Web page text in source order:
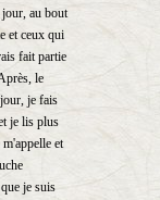
jour, au bout
et ceux qui
fait partie
le
je fais
je lis plus
et
je suis